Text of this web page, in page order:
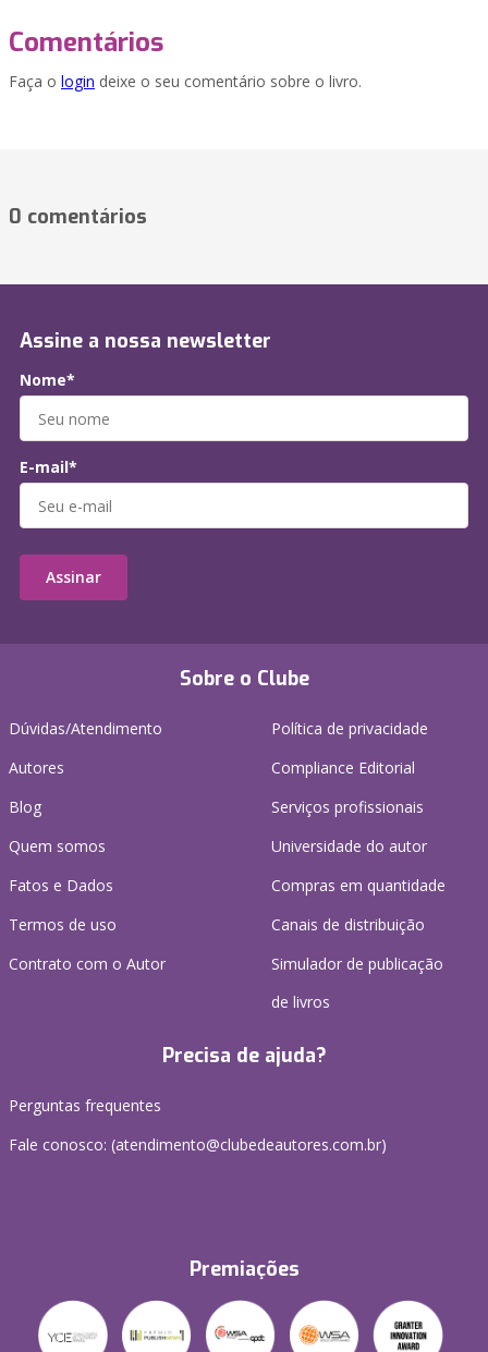
Comentários
Faça o login deixe o seu comentário sobre o livro.
0 comentários
Sobre o Clube
Dúvidas/Atendimento
Autores
Blog
Quem somos
Fatos e Dados
Termos de uso
Contrato com o Autor
Política de privacidade
Compliance Editorial
Serviços profissionais
Universidade do autor
Compras em quantidade
Canais de distribuição
Simulador de publicação
de livros
Precisa de ajuda?
Perguntas frequentes
Fale conosco: (atendimento@clubedeautores.com.br)
Premiações
Assine a nossa newsletter
Nome*
E-mail*
Assinar